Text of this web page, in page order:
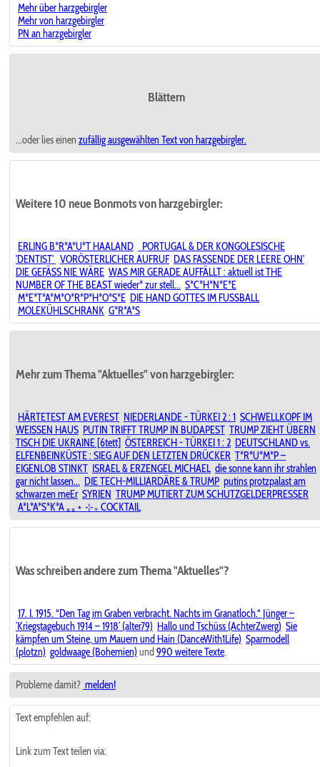
Mehr über harzgebirgler
Mehr von harzgebirgler
PN an harzgebirgler
Blättern
...oder lies einen zufällig ausgewählten Text von harzgebirgler.
Weitere 10 neue Bonmots von harzgebirgler:
ERLING B*R*A*U*T HAALAND
︎ ︎ PORTUGAL & DER KONGOLESISCHE
'DENTIST'︎ ︎ VORÖSTERLICHER AUFRUF DAS FASSENDE DER LEERE OHN'
DIE GEFÄSS NIE WÄRE WAS MIR GERADE AUFFÄLLT : aktuell ist THE
NUMBER OF THE BEAST wieder* zur stell... S*C*H*N*E*E
M*E*T*A*M*O*R*P*H*O*S*E DIE HAND GOTTES IM FUSSBALL
MOLEKÜHLSCHRANK G*R*A*S
Mehr zum Thema "Aktuelles" von harzgebirgler:
HÄRTETEST AM EVEREST NIEDERLANDE - TÜRKEI 2 : 1 SCHWELLKOPF IM
WEISSEN HAUS PUTIN TRIFFT TRUMP IN BUDAPEST TRUMP ZIEHT ÜBERN
TISCH DIE UKRAINE [6tett] ÖSTERREICH - TÜRKEI 1 : 2 DEUTSCHLAND vs.
ELFENBEINKÜSTE : SIEG AUF DEN LETZTEN DRÜCKER T*R*U*M*P –
EIGENLOB STINKT ISRAEL & ERZENGEL MICHAEL die sonne kann ihr strahlen
gar nicht lassen... DIE TECH-MILLIARDÄRE & TRUMP putins protzpalast am
schwarzen meEr SYRIEN TRUMP MUTIERT ZUM SCHUTZGELDERPRESSER
A*L*A*S*K*A ｡｡⋆ ⊹₊ COCKTAIL
Was schreiben andere zum Thema "Aktuelles"?
17. I. 1915. “Den Tag im Graben verbracht. Nachts im Granatloch.“ Jünger –
’Kriegstagebuch 1914 – 1918’ (alter79) Hallo und Tschüss (AchterZwerg) Sie
kämpfen um Steine, um Mauern und Hain (DanceWith1Life) Sparmodell
(plotzn) goldwaage (Bohemien) und 990 weitere Texte.
Probleme damit? melden!
Text empfehlen auf:
Link zum Text teilen via: